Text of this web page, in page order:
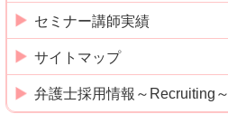
セミナー講師実績
サイトマップ
弁護士採用情報～Recruiting～